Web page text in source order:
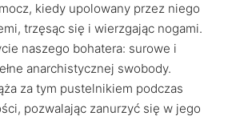
kiedy upolowany przez niego
trzęsąc się i wierzgając nogami.
naszego bohatera: surowe i
anarchistycznej swobody.
za tym pustelnikiem podczas
pozwalając zanurzyć się w jego